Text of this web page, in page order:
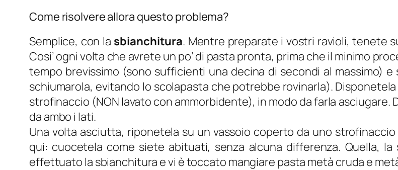
Come risolvere allora questo problema?
Semplice, con la sbianchitura. Mentre preparate i vostri ravioli, tenete
Cosi’ ogni volta che avrete un po’ di pasta pronta, prima che il minimo
tempo brevissimo (sono sufficienti una decina di secondi al massimo)
schiumarola, evitando lo scolapasta che potrebbe rovinarla).
strofinaccio (NON lavato con ammorbidente), in modo da farla asciugare.
da ambo i lati.
Una volta asciutta, riponetela su un vassoio coperto da uno
qui: cuocetela come siete abituati, senza alcuna differenza. Quella,
effettuato la sbianchitura e vi è toccato mangiare pasta metà cruda e